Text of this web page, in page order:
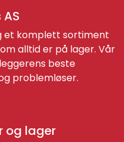
et komplett sortiment
alltid er på lager. Vår
beste
problemløser.
og lager